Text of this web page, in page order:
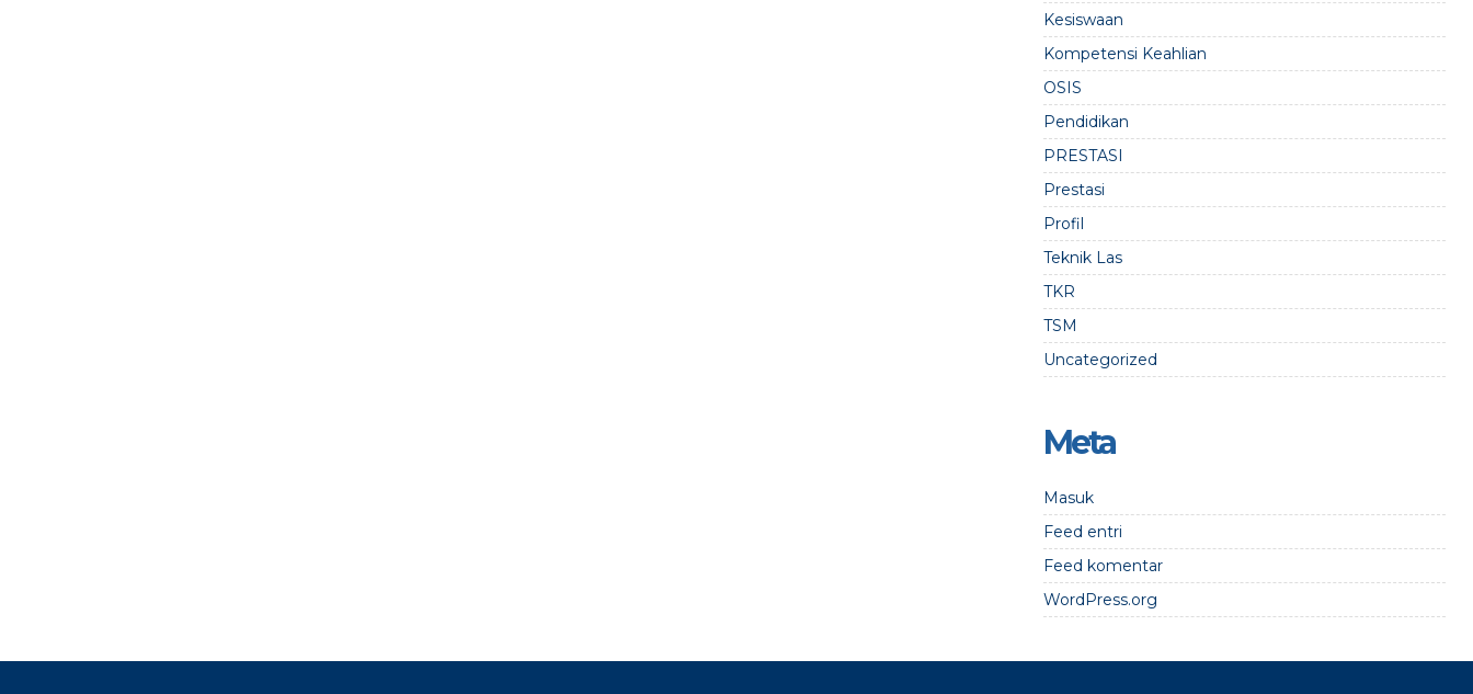
Kesiswaan
Kompetensi Keahlian
OSIS
Pendidikan
PRESTASI
Prestasi
Profil
Teknik Las
TKR
TSM
Uncategorized
Meta
Masuk
Feed entri
Feed komentar
WordPress.org